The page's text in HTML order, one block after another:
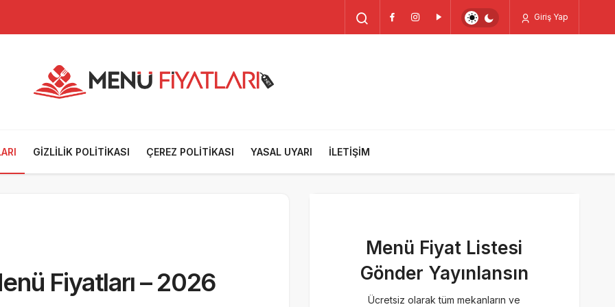
Giriş Yap
GIZLILIK POLITIKASI ÇEREZ POLITIKASI YASAL UYARI İLETIŞIM
Fiyatları – 2026
Menü Fiyat Listesi
Gönder Yayınlansın
Ücretsiz olarak tüm mekanların ve